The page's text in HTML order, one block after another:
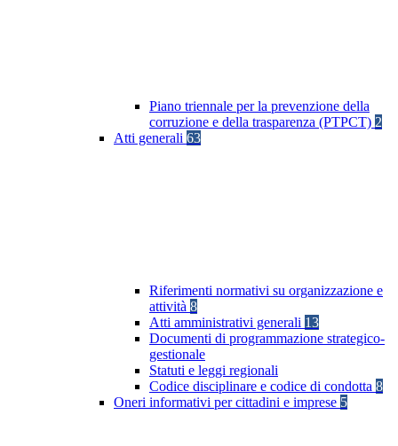
Piano triennale per la prevenzione della
corruzione e della trasparenza (PTPCT) 2
Atti generali 63
Riferimenti normativi su organizzazione e
attività 8
Atti amministrativi generali 13
Documenti di programmazione strategico-
gestionale
Statuti e leggi regionali
Codice disciplinare e codice di condotta 8
Oneri informativi per cittadini e imprese 5